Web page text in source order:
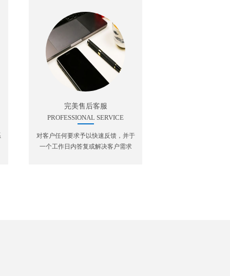
完美售后客服
PROFESSIONAL SERVICE
对客户任何要求予以快速反馈，并于
一个工作日内答复或解决客户需求